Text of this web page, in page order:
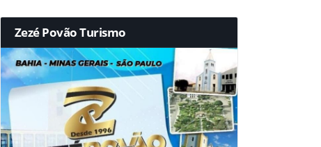
Zezé Povão Turismo